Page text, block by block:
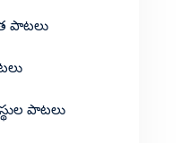
పాటలు
పాటలు